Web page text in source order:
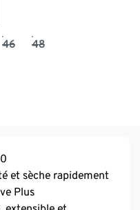
46 48
et sèche rapidement
Plus